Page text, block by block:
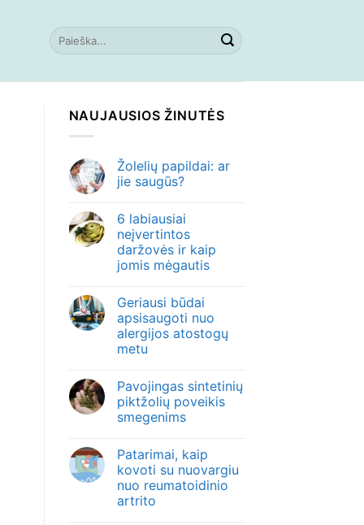
NAUJAUSIOS ŽINUTĖS
Žolelių papildai: ar
jie saugūs?
6 labiausiai
neįvertintos
daržovės ir kaip
jomis mėgautis
Geriausi būdai
apsisaugoti nuo
alergijos atostogų
metu
Pavojingas sintetinių
piktžolių poveikis
smegenims
Patarimai, kaip
kovoti su nuovargiu
nuo reumatoidinio
artrito